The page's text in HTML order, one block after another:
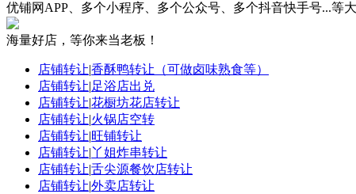
优铺网APP、多个小程序、多个公众号、多个抖音快手号...等
海量好店，等你来当老板！
店铺转让|香酥鸭转让（可做卤味熟食等）
店铺转让|足浴店出兑
店铺转让|花橱坊花店转让
店铺转让|火锅店空转
店铺转让|旺铺转让
店铺转让|丫姐炸串转让
店铺转让|舌尖源餐饮店转让
店铺转让|外卖店转让